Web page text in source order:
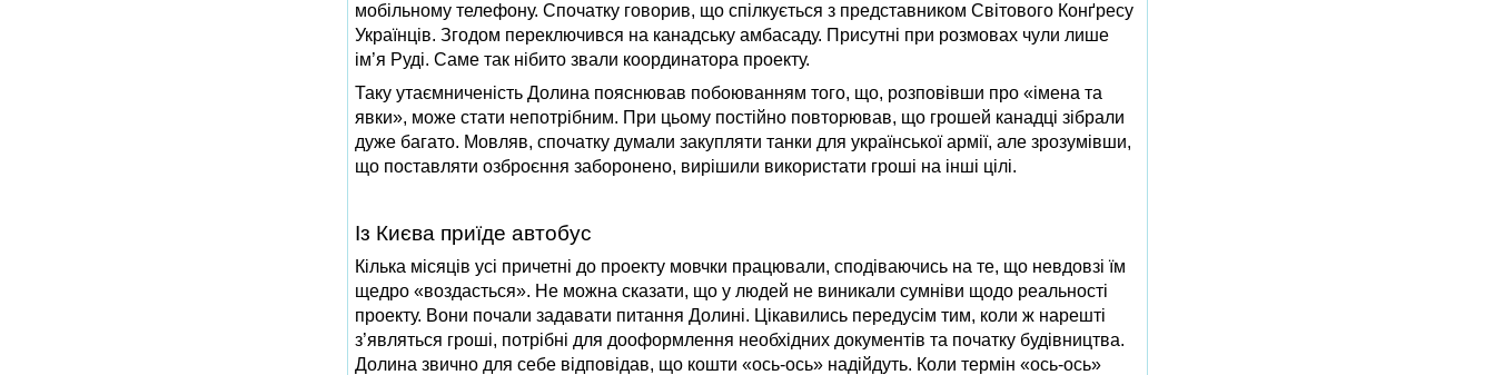
мобільному телефону. Спочатку говорив, що спілкується з представником Світового Конґресу
Українців. Згодом переключився на канадську амбасаду. Присутні при розмовах чули лише
ім’я Руді. Саме так нібито звали координатора проекту.
Таку утаємниченість Долина пояснював побоюванням того, що, розповівши про «імена та
явки», може стати непотрібним. При цьому постійно повторював, що грошей канадці зібрали
дуже багато. Мовляв, спочатку думали закупляти танки для української армії, але зрозумівши,
що поставляти озброєння заборонено, вирішили використати гроші на інші цілі.
Із Києва приїде автобус
Кілька місяців усі причетні до проекту мовчки працювали, сподіваючись на те, що невдовзі їм
щедро «воздасться». Не можна сказати, що у людей не виникали сумніви щодо реальності
проекту. Вони почали задавати питання Долині. Цікавились передусім тим, коли ж нарешті
з’являться гроші, потрібні для дооформлення необхідних документів та початку будівництва.
Долина звично для себе відповідав, що кошти «ось-ось» надійдуть. Коли термін «ось-ось»